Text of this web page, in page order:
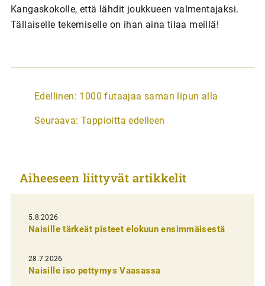
Kangaskokolle, että lähdit joukkueen valmentajaksi.
Tällaiselle tekemiselle on ihan aina tilaa meillä!
A
t
k
e
l
i
e
n
Edellinen: 1000 futaajaa saman lipun alla
Seuraava: Tappioitta edelleen
Aiheeseen liittyvät artikkelit
5.8.2026
Naisille tärkeät pisteet elokuun ensimmäisestä
28.7.2026
Naisille iso pettymys Vaasassa